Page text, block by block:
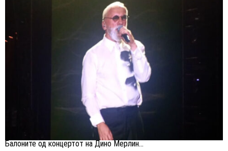
Балоните од концертот на Дино Мерлин...